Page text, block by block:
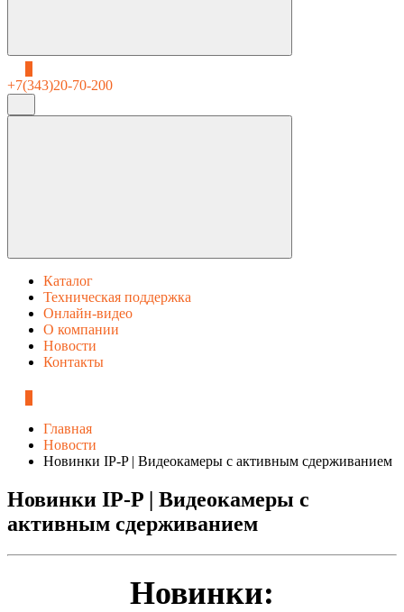
+7(343)20-70-200
Каталог
Техническая поддержка
Онлайн-видео
О компании
Новости
Контакты
Главная
Новости
Новинки IP-P | Видеокамеры с активным сдерживанием
Новинки IP-P | Видеокамеры с
активным сдерживанием
Новинки: